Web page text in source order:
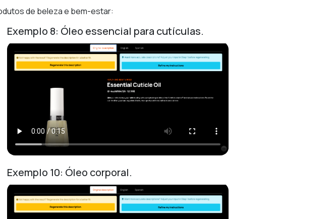
de beleza e bem-estar:
Exemplo 8: Óleo essencial para cutículas.
Exemplo 10: Óleo corporal.